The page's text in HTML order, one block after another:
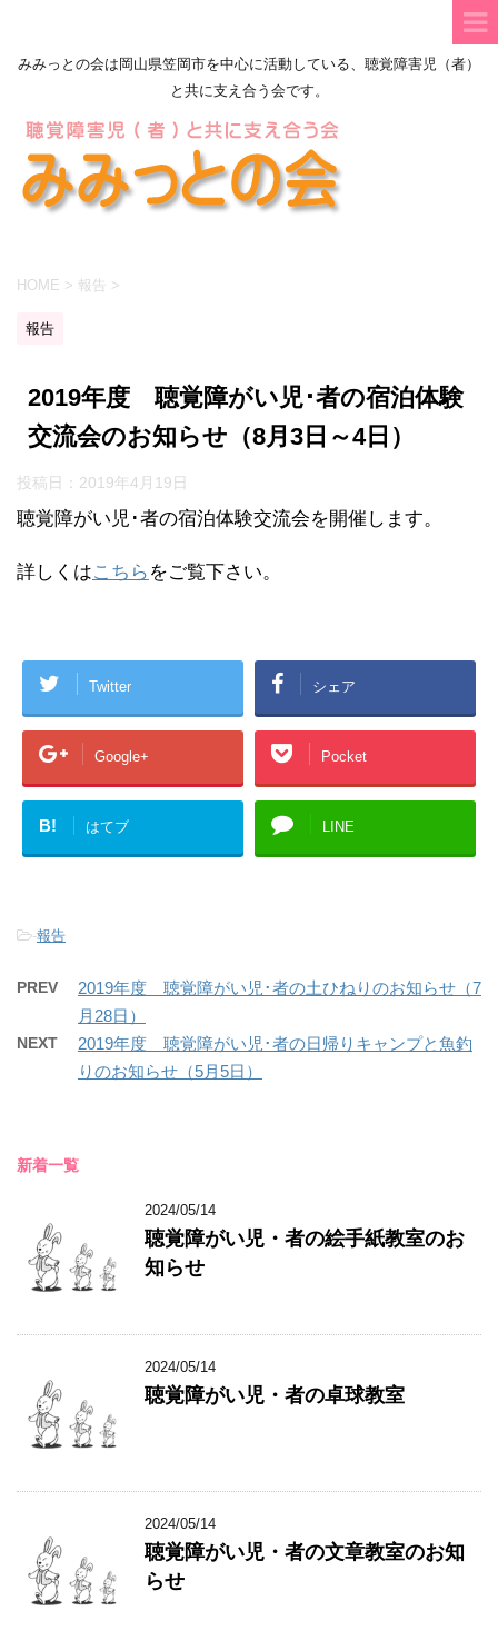
みみっとの会は岡山県笠岡市を中心に活動している、聴覚障害児（者）
と共に支え合う会です。
HOME > 報告 >
報告
2019年度 聴覚障がい児･者の宿泊体験
交流会のお知らせ（8月3日～4日）
投稿日： 2019年4月19日
聴覚障がい児･者の宿泊体験交流会を開催します。
詳しくはこちら をご覧下さい。
Twitter シェア
Google+ Pocket
B! はてブ LINE
-報告
PREV
2019年度 聴覚障がい児･者の土ひねりのお知らせ（7
月28日）
NEXT
2019年度 聴覚障がい児･者の日帰りキャンプと魚釣
りのお知らせ（5月5日）
新着一覧
2024/05/14
聴覚障がい児・者の絵手紙教室のお
知らせ
2024/05/14
聴覚障がい児・者の卓球教室
2024/05/14
聴覚障がい児・者の文章教室のお知
らせ